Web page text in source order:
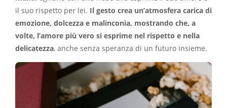
il suo rispetto per lei. Il gesto crea un’atmosfera carica di
emozione, dolcezza e malinconia, mostrando che, a
volte, l’amore più vero si esprime nel rispetto e nella
delicatezza, anche senza speranza di un futuro insieme.